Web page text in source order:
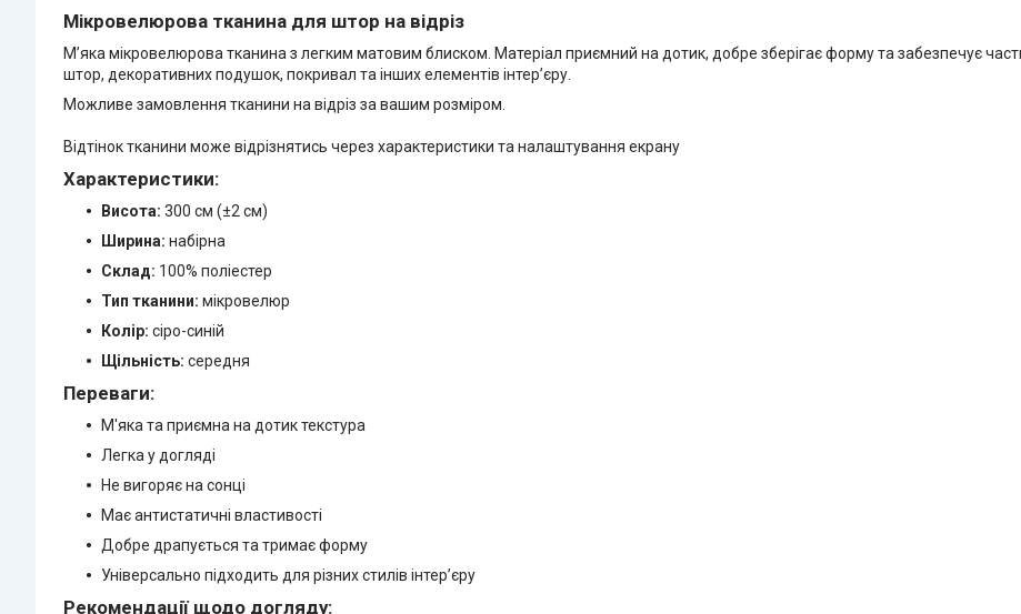
Мікровелюрова тканина для штор на відріз
М’яка мікровелюрова тканина з легким матовим блиском. Матеріал приємний на дотик, добре зберігає форму та забезпечує
штор, декоративних подушок, покривал та інших елементів інтер’єру.
Можливе замовлення тканини на відріз за вашим розміром.
Відтінок тканини може відрізнятись через характеристики та налаштування екрану
Характеристики:
Висота: 300 см (±2 см)
Ширина: набірна
Склад: 100% поліестер
Тип тканини: мікровелюр
Колір: сіро-синій
Щільність: середня
Переваги:
М'яка та приємна на дотик текстура
Легка у догляді
Не вигоряє на сонці
Має антистатичні властивості
Добре драпується та тримає форму
Універсально підходить для різних стилів інтер’єру
Рекомендації щодо догляду: